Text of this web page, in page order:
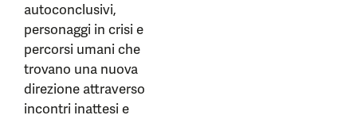
autoconclusivi,
personaggi in crisi e
percorsi umani che
trovano una nuova
direzione attraverso
incontri inattesi e